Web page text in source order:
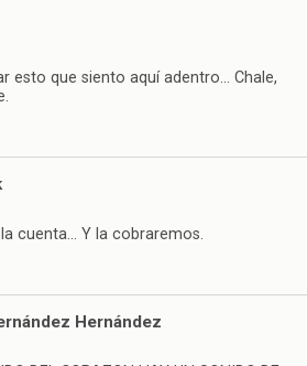
esto que siento aquí adentro… Chale,
cuenta… Y la cobraremos.
Hernández